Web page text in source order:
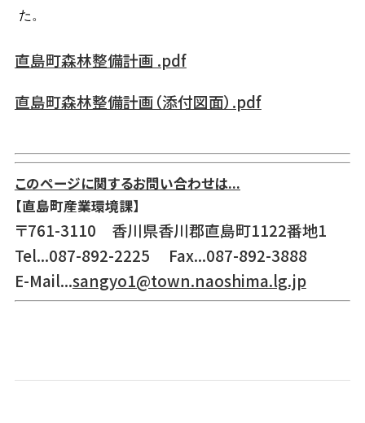
た。
直島町森林整備計画 .pdf
直島町森林整備計画（添付図面）.pdf
このページに関するお問い合わせは...
【直島町産業環境課】
〒761-3110 香川県香川郡直島町1122番地1
Tel...087-892-2225 Fax...087-892-3888
E-Mail...sangyo1@town.naoshima.lg.jp